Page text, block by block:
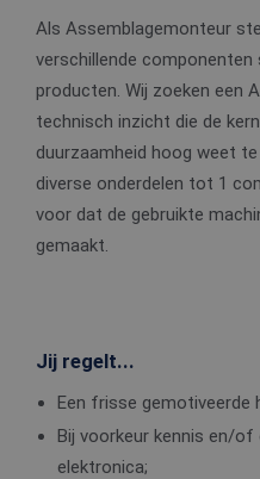
Als Assemblagemonteur
verschillende
producten. Wij zoeken een
technisch inzicht die de
duurzaamheid hoog weet
diverse onderdelen tot 1
voor dat de gebruikte
gemaakt.
Jij regelt...
Een frisse gemotiveerde
Bij voorkeur kennis en/
elektronica;